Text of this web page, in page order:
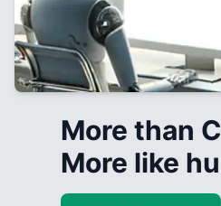
More than
More like